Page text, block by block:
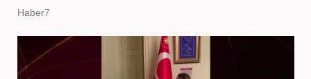
Haber7